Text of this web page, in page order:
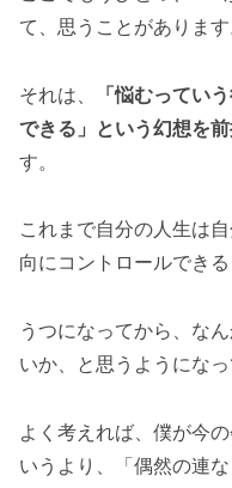
て、思うことがあります
それは、
「悩むってい
できる」という幻想を
す。
これまで自分の人生は
向にコントロールでき
うつになってから、な
いか、と思うようになっ
よく考えれば、僕が今
いうより、「偶然の連な